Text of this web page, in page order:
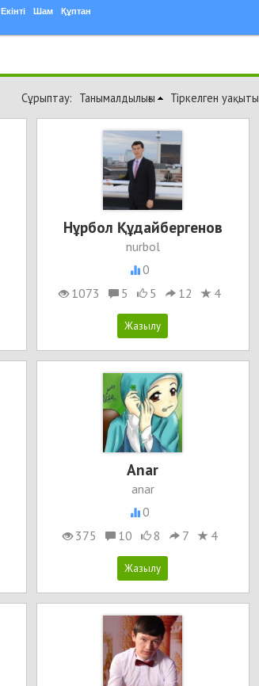
Екінті Шам Құптан
Сұрыптау: Танымалдылығы Тіркелген уақыты
Нұрбол Құдайбергенов
nurbol
0
1073
5 5 12 4
Anar
anar
0
375
10 8 7 4